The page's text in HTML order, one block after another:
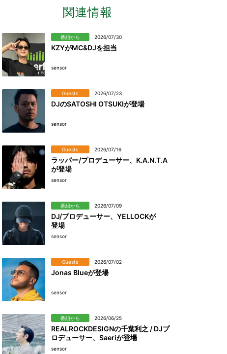
関連情報
番組から 2026/07/30
KZYがMC&DJを担当
sensor
Guests 2026/07/23
DJのSATOSHI OTSUKIが登場
sensor
Guests 2026/07/16
ラッパー/プロデューサー、K.A.N.T.A
が登場
sensor
番組から 2026/07/09
DJ/プロデューサー、YELLOCKが
登場
sensor
Guests 2026/07/02
Jonas Blueが登場
sensor
番組から 2026/06/25
REALROCKDESIGNの千葉利之 / DJプ
ロデューサー、Saeriが登場
sensor